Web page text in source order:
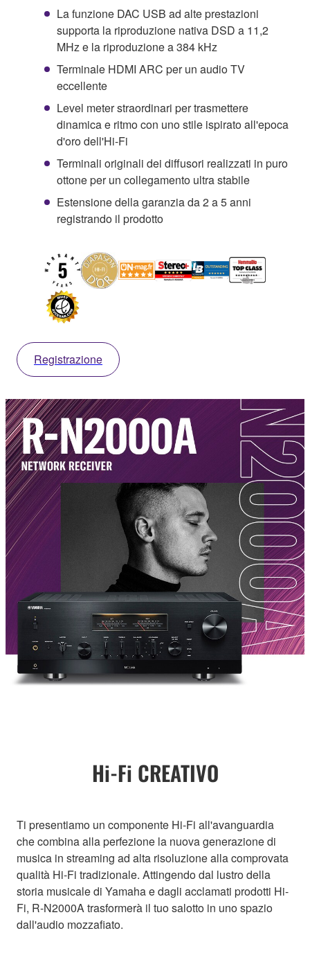
La funzione DAC USB ad alte prestazioni
supporta la riproduzione nativa DSD a 11,2
MHz e la riproduzione a 384 kHz
Terminale HDMI ARC per un audio TV
eccellente
Level meter straordinari per trasmettere
dinamica e ritmo con uno stile ispirato all'epoca
d'oro dell'Hi-Fi
Terminali originali dei diffusori realizzati in puro
ottone per un collegamento ultra stabile
Estensione della garanzia da 2 a 5 anni
registrando il prodotto
Registrazione
Hi-Fi CREATIVO
Ti presentiamo un componente Hi-Fi all'avanguardia
che combina alla perfezione la nuova generazione di
musica in streaming ad alta risoluzione alla comprovata
qualità Hi-Fi tradizionale. Attingendo dal lustro della
storia musicale di Yamaha e dagli acclamati prodotti Hi-
Fi, R-N2000A trasformerà il tuo salotto in uno spazio
dall'audio mozzafiato.